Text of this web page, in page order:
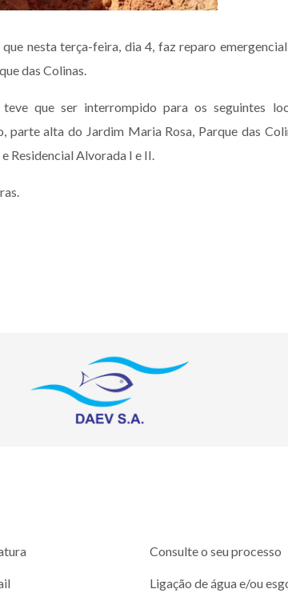
nesta terça-feira, dia 4, faz reparo
das Colinas.
que ser interrompido para os seguintes
alta do Jardim Maria Rosa, Parque das
Residencial Alvorada I e II.
Consulte o seu processo
Ligação de água e/ou